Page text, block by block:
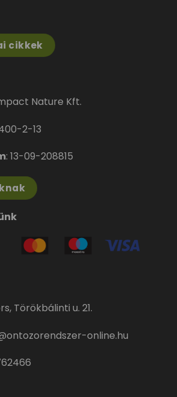
cikkek
Nature Kft.
2-13
: 13-09-208815
Törökbálinti u. 21.
online.hu